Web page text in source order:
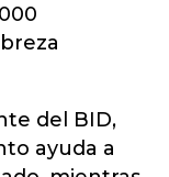
del BID,
ayuda a